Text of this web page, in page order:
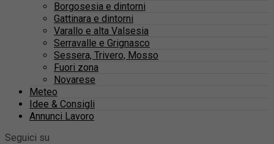
Borgosesia e dintorni
Gattinara e dintorni
Varallo e alta Valsesia
Serravalle e Grignasco
Sessera, Trivero, Mosso
Fuori zona
Novarese
Meteo
Idee & Consigli
Annunci Lavoro
Seguici su